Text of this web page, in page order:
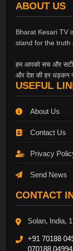
ABOUT US
Bharat Kesari TV
stand for the truth
हम आपको सच और
और देश की हर धड़कन
USEFUL
About Us
Contact Us
Privacy
Send News
CONTACT
Solan, India,
+91 70188
070188 04994